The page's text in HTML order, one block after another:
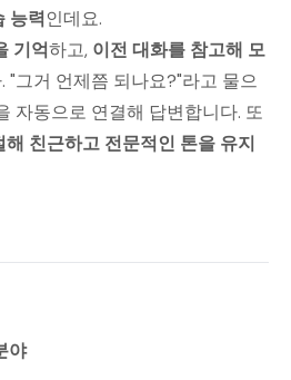
능력인데요.
기억하고, 이전 대화를 참고해 모
"그거 언제쯤 되나요?"라고 물으
자동으로 연결해 답변합니다. 또
친근하고 전문적인 톤을 유지
야